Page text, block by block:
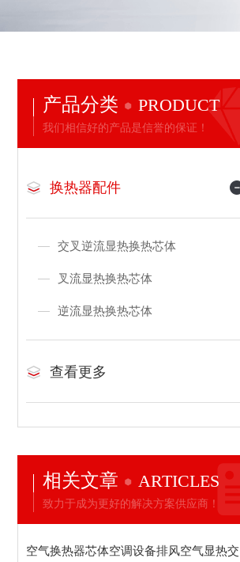
产品分类 PRODUCT
我们相信好的产品是信誉的保证！
换热器配件
交叉逆流显热换热芯体
叉流显热换热芯体
逆流显热换热芯体
查看更多
相关文章 ARTICLES
致力于成为更好的解决方案供应商！
空气换热器芯体空调设备排风空气显热交